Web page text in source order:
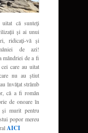
că sunteţi
şi ai unui
ridicaţi-vă şi
de azi!
mândriei de a fi
care au uitat
nu au ştiut
învăţat strâmb
că a fi român
de onoare în
murit pentru
popor mereu
AICI